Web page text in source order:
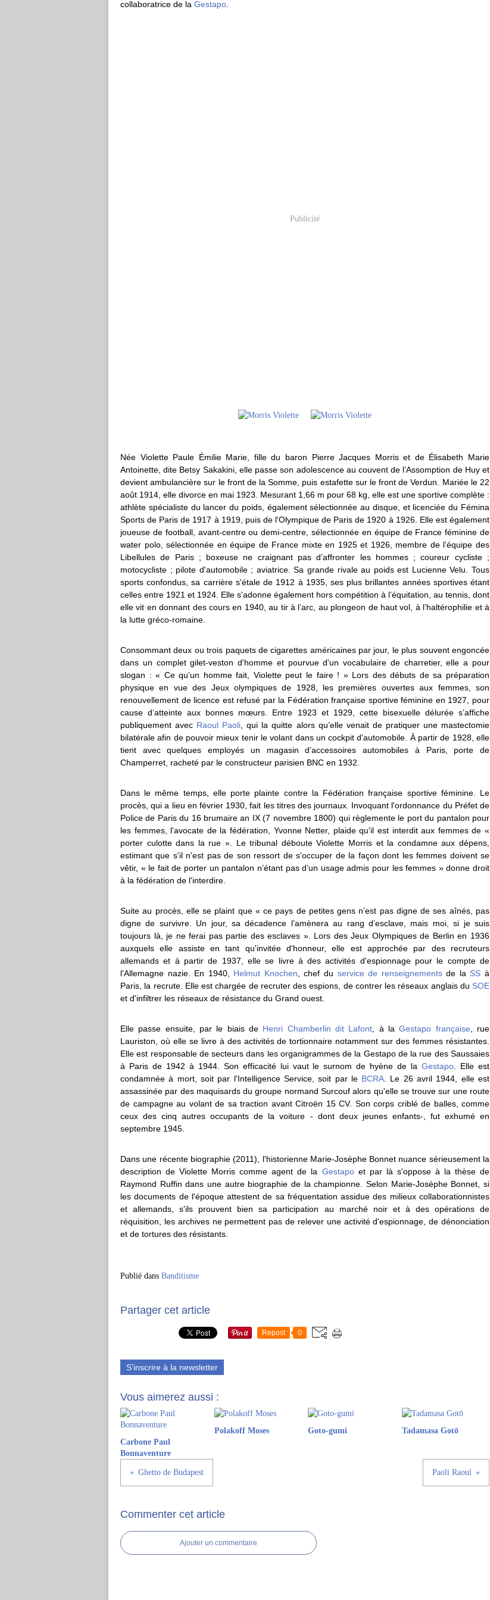
collaboratrice de la Gestapo
Publicité
Née Violette Paule Émilie Marie, fille du baron Pierre Jacques Morris et de Élisabeth Marie
Antoinette, dite Betsy Sakakini, elle passe son adolescence au couvent de l’Assomption de Huy et
devient ambulancière sur le front de la Somme, puis estafette sur le front de Verdun. Mariée le 22
août 1914, elle divorce en mai 1923. Mesurant 1,66 m pour 68 kg, elle est une sportive complète :
athlète spécialiste du lancer du poids, également sélectionnée au disque, et licenciée du Fémina
Sports de Paris de 1917 à 1919, puis de l'Olympique de Paris de 1920 à 1926. Elle est également
joueuse de football, avant-centre ou demi-centre, sélectionnée en équipe de France féminine de
water polo, sélectionnée en équipe de France mixte en 1925 et 1926, membre de l’équipe des
Libellules de Paris ; boxeuse ne craignant pas d’affronter les hommes ; coureur cycliste ;
motocycliste ; pilote d'automobile ; aviatrice. Sa grande rivale au poids est Lucienne Velu. Tous
sports confondus, sa carrière s'étale de 1912 à 1935, ses plus brillantes années sportives étant
celles entre 1921 et 1924. Elle s'adonne également hors compétition à l’équitation, au tennis, dont
elle vit en donnant des cours en 1940, au tir à l’arc, au plongeon de haut vol, à l’haltérophilie et à
la lutte gréco-romaine.
Consommant deux ou trois paquets de cigarettes américaines par jour, le plus souvent engoncée
dans un complet gilet-veston d'homme et pourvue d'un vocabulaire de charretier, elle a pour
slogan : « Ce qu’un homme fait, Violette peut le faire ! » Lors des débuts de sa préparation
physique en vue des Jeux olympiques de 1928, les premières ouvertes aux femmes, son
renouvellement de licence est refusé par la Fédération française sportive féminine en 1927, pour
cause d’atteinte aux bonnes mœurs. Entre 1923 et 1929, cette bisexuelle délurée s’affiche
publiquement avec Raoul Paoli , qui la quitte alors qu’elle venait de pratiquer une mastectomie
bilatérale afin de pouvoir mieux tenir le volant dans un cockpit d'automobile. À partir de 1928, elle
tient avec quelques employés un magasin d’accessoires automobiles à Paris, porte de
Champerret, racheté par le constructeur parisien BNC en 1932.
Dans le même temps, elle porte plainte contre la Fédération française sportive féminine. Le
procès, qui a lieu en février 1930, fait les titres des journaux. Invoquant l'ordonnance du Préfet de
Police de Paris du 16 brumaire an IX (7 novembre 1800) qui règlemente le port du pantalon pour
les femmes, l'avocate de la fédération, Yvonne Netter, plaide qu'il est interdit aux femmes de «
porter culotte dans la rue ». Le tribunal déboute Violette Morris et la condamne aux dépens,
estimant que s'il n'est pas de son ressort de s'occuper de la façon dont les femmes doivent se
vêtir, « le fait de porter un pantalon n’étant pas d’un usage admis pour les femmes » donne droit
à la fédération de l'interdire.
Suite au procès, elle se plaint que « ce pays de petites gens n’est pas digne de ses aînés, pas
digne de survivre. Un jour, sa décadence l’amènera au rang d’esclave, mais moi, si je suis
toujours là, je ne ferai pas partie des esclaves ». Lors des Jeux Olympiques de Berlin en 1936
auxquels elle assiste en tant qu'invitée d'honneur, elle est approchée par des recruteurs
allemands et à partir de 1937, elle se livre à des activités d'espionnage pour le compte de
l'Allemagne nazie. En 1940, Helmut Knochen , chef du service de renseignementsde la SS à
Paris, la recrute. Elle est chargée de recruter des espions, de contrer les réseaux anglais du SOE
et d'infiltrer les réseaux de résistance du Grand ouest.
Elle passe ensuite, par le biais de Henri Chamberlin dit Lafont , à laGestapo française , rue
Lauriston, où elle se livre à des activités de tortionnaire notamment sur des femmes résistantes.
Elle est responsable de secteurs dans les organigrammes de la Gestapo de la rue des Saussaies
à Paris de 1942 à 1944. Son efficacité lui vaut le surnom de hyène de laGestapo . Elle est
condamnée à mort, soit par l'Intelligence Service, soit par le BCRA . Le 26 avril 1944, elle est
assassinée par des maquisards du groupe normand Surcouf alors qu'elle se trouve sur une route
de campagne au volant de sa traction avant Citroën 15 CV. Son corps criblé de balles, comme
ceux des cinq autres occupants de la voiture - dont deux jeunes enfants-, fut exhumé en
septembre 1945.
Dans une récente biographie (2011), l'historienne Marie-Josèphe Bonnet nuance sérieusement la
description de Violette Morris comme agent de la Gestapoet par là s'oppose à la thèse de
Raymond Ruffin dans une autre biographie de la championne. Selon Marie-Josèphe Bonnet, si
les documents de l'époque attestent de sa fréquentation assidue des milieux collaborationnistes
et allemands, s'ils prouvent bien sa participation au marché noir et à des opérations de
réquisition, les archives ne permettent pas de relever une activité d'espionnage, de dénonciation
et de tortures des résistants.
Publié dans Banditisme
Partager cet article
Repost 0
S'inscrire à la newsletter
Vous aimerez aussi :
Carbone Paul
Bonnaventure
Polakoff Moses Goto-gumi Tadamasa Gotō
Ghetto de Budapest Paoli Raoul
Commenter cet article
Ajouter un commentaire